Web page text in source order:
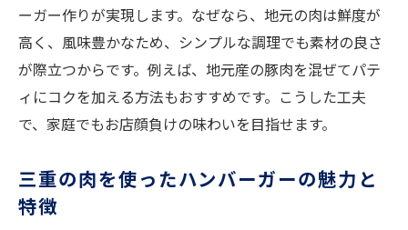
ーガー作りが実現します。なぜなら、地元の肉は鮮度が
高く、風味豊かなため、シンプルな調理でも素材の良さ
が際立つからです。例えば、地元産の豚肉を混ぜてパテ
ィにコクを加える方法もおすすめです。こうした工夫
で、家庭でもお店顔負けの味わいを目指せます。
三重の肉を使ったハンバーガーの魅力と
特徴